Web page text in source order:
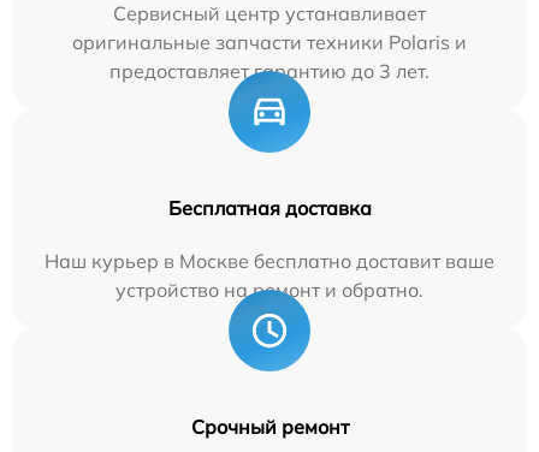
Сервисный центр устанавливает
оригинальные запчасти техники Polaris и
предоставляет гарантию до 3 лет.
Бесплатная доставка
Наш курьер в Москве бесплатно доставит ваше
устройство на ремонт и обратно.
Срочный ремонт